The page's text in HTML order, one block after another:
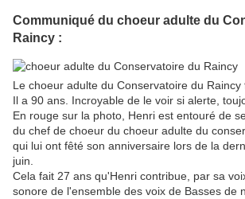
Communiqué du choeur adulte du
Raincy :
Le choeur adulte du Conservatoire du Raincy
Il a 90 ans. Incroyable de le voir si alerte,
En rouge sur la photo, Henri est entouré de
du chef de choeur du choeur adulte du
qui lui ont fêté son anniversaire lors de la
juin.
Cela fait 27 ans qu'Henri contribue, par sa
sonore de l'ensemble des voix de Basses de